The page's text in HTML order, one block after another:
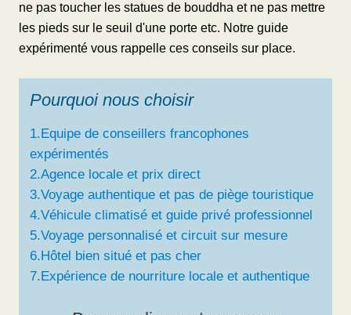
ne pas toucher les statues de bouddha et ne pas mettre
les pieds sur le seuil d'une porte etc. Notre guide
expérimenté vous rappelle ces conseils sur place.
Pourquoi nous choisir
1.Equipe de conseillers francophones
expérimentés
2.Agence locale et prix direct
3.Voyage authentique et pas de piège touristique
4.Véhicule climatisé et guide privé professionnel
5.Voyage personnalisé et circuit sur mesure
6.Hôtel bien situé et pas cher
7.Expérience de nourriture locale et authentique